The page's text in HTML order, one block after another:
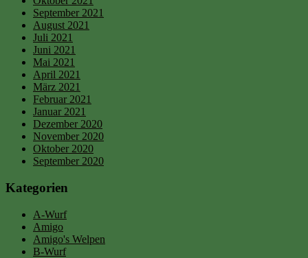
September 2021
August 2021
Juli 2021
Juni 2021
Mai 2021
April 2021
März 2021
Februar 2021
Januar 2021
Dezember 2020
November 2020
Oktober 2020
September 2020
Kategorien
A-Wurf
Amigo
Amigo's Welpen
B-Wurf